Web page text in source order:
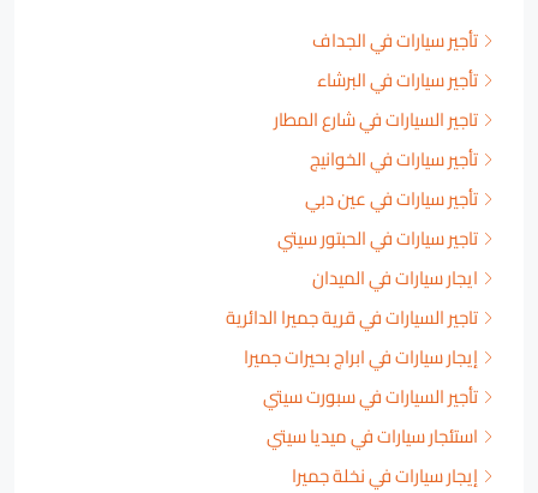
تأجير سيارات في الجداف
تأجير سيارات في البرشاء
تاجير السيارات في شارع المطار
تأجير سيارات في الخوانيج
تأجير سيارات في عين دبي
تاجير سيارات في الحبتور سيتي
ايجار سيارات في الميدان
تاجير السيارات في قرية جميرا الدائرية
إيجار سيارات في ابراج بحيرات جميرا
تأجير السيارات في سبورت سيتي
استئجار سيارات في ميديا سيتي
إيجار سيارات في نخلة جميرا